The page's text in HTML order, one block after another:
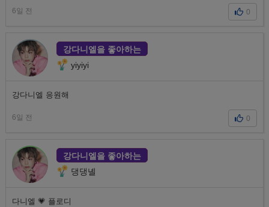
6일 전 0
강다니엘을 좋아하는
yiyiyi
강다니엘 응원해
6일 전 0
강다니엘을 좋아하는
댕댕녤
다니엘 💗 플로디